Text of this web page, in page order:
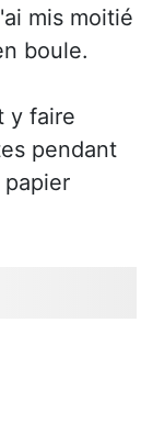
mis moitié
boule.
y faire
pendant